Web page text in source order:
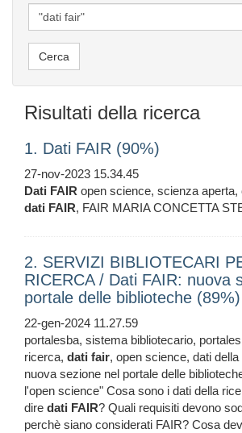
Risultati della ricerca
1. Dati FAIR (90%)
27-nov-2023 15.34.45
Dati FAIR open science, scienza aperta,
dati FAIR, FAIR MARIA CONCETTA
2. SERVIZI BIBLIOTECARI
RICERCA / Dati FAIR: nuova
portale delle biblioteche (89%)
22-gen-2024 11.27.59
portalesba, sistema bibliotecario,
ricerca, dati fair, open science, dati
nuova sezione nel portale delle
l'open science" Cosa sono i dati della
dire dati FAIR? Quali requisiti devono
perchè siano considerati FAIR? Cosa